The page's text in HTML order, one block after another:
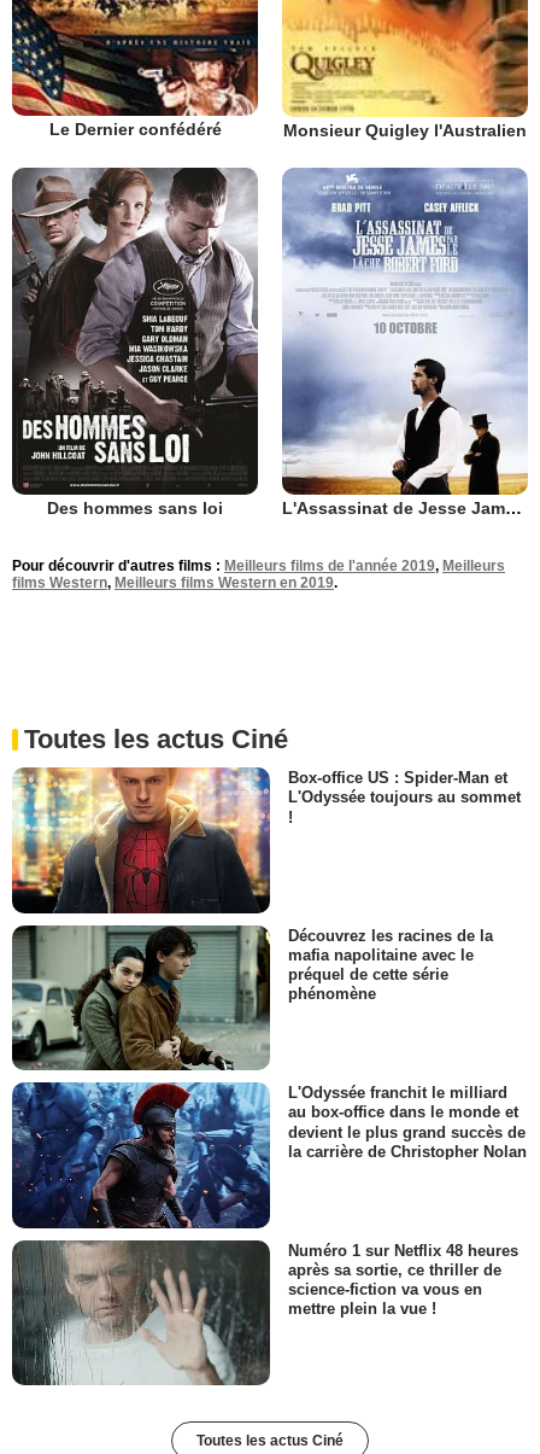
Le Dernier confédéré Monsieur Quigley l'Australien
Des hommes sans loi L'Assassinat de Jesse James par le lâche Robert Ford
Pour découvrir d'autres films : Meilleurs films de l'année 2019, Meilleurs
films Western, Meilleurs films Western en 2019.
Toutes les actus Ciné
Box-office US : Spider-Man et
L'Odyssée toujours au sommet
!
Découvrez les racines de la
mafia napolitaine avec le
préquel de cette série
phénomène
L'Odyssée franchit le milliard
au box-office dans le monde et
devient le plus grand succès de
la carrière de Christopher Nolan
Numéro 1 sur Netflix 48 heures
après sa sortie, ce thriller de
science-fiction va vous en
mettre plein la vue !
Toutes les actus Ciné